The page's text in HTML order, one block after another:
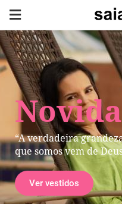
“A verdadeira
que somos vem de
Ver vestidos